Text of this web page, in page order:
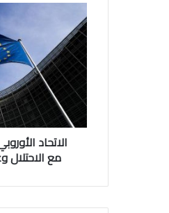
الأوروبي
يقترح
فرض
قيود
على
التجارة
مع
الاحتلال
وعقوبات
متطرفين
الاتحاد
مع الاحتلال